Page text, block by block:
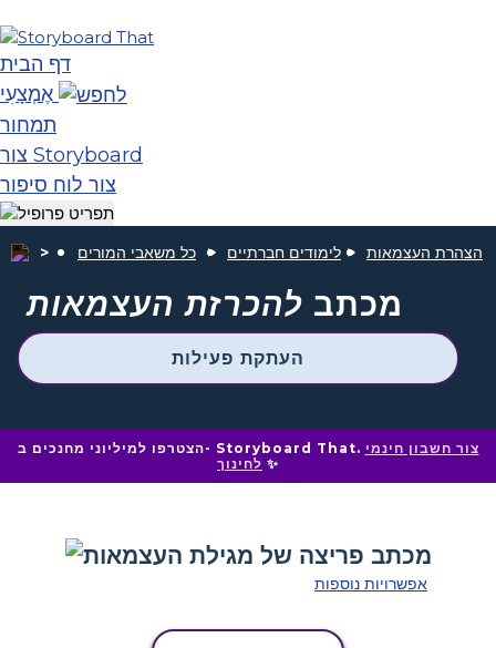
דף הבית
אֶמְצָעִי
תמחור
צור Storyboard
צור לוח סיפור
כל משאבי המורים לימודים חברתיים הצהרת העצמאות
מכתב להכרזת העצמאות
העתקת פעילות
הצטרפו למיליוני מחנכים ב- Storyboard That. צור חשבון חינמי
לחינוך ✨
אפשרויות נוספות